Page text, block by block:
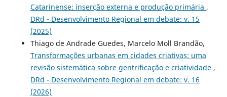
Catarinense: inserção externa e produção primária ,
DRd - Desenvolvimento Regional em debate: v. 15
(2025)
Thiago de Andrade Guedes, Marcelo Moll Brandão,
Transformações urbanas em cidades criativas: uma
revisão sistemática sobre gentrificação e criatividade ,
DRd - Desenvolvimento Regional em debate: v. 16
(2026)